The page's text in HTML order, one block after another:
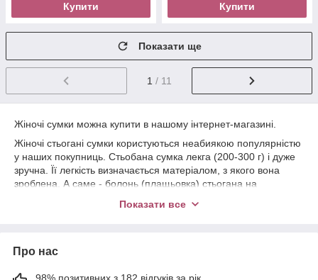
Купити Купити
Показати ще
1 / 11
Жіночі сумки можна купити в нашому інтернет-магазині.
Жіночі стьогані сумки користуються неабиякою популярністю
у наших покупниць. Стьобана сумка лекга (200-300 г) і дуже
зручна. Її легкість визначається матеріалом, з якого вона
зроблена. А саме - болонь (плащьовка) стьогана на
Це легкий матеріал гарно переться у машинці, швідко
Показати все
Про нас